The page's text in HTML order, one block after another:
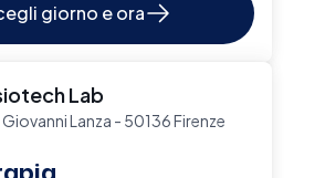
giorno e ora
Lab
Giovanni Lanza - 50136 Firenze